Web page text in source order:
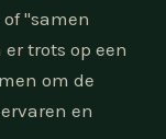
"samen
trots op een
om de
en